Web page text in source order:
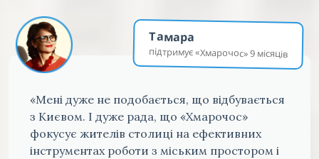
Тамара
підтримує «Хмарочос» 9 місяців
«Мені дуже не подобається, що відбувається
з Києвом. І дуже рада, що «Хмарочос»
фокусує жителів столиці на ефективних
інструментах роботи з міським простором і